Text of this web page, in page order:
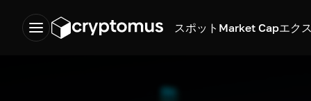
スポット Market Capエク